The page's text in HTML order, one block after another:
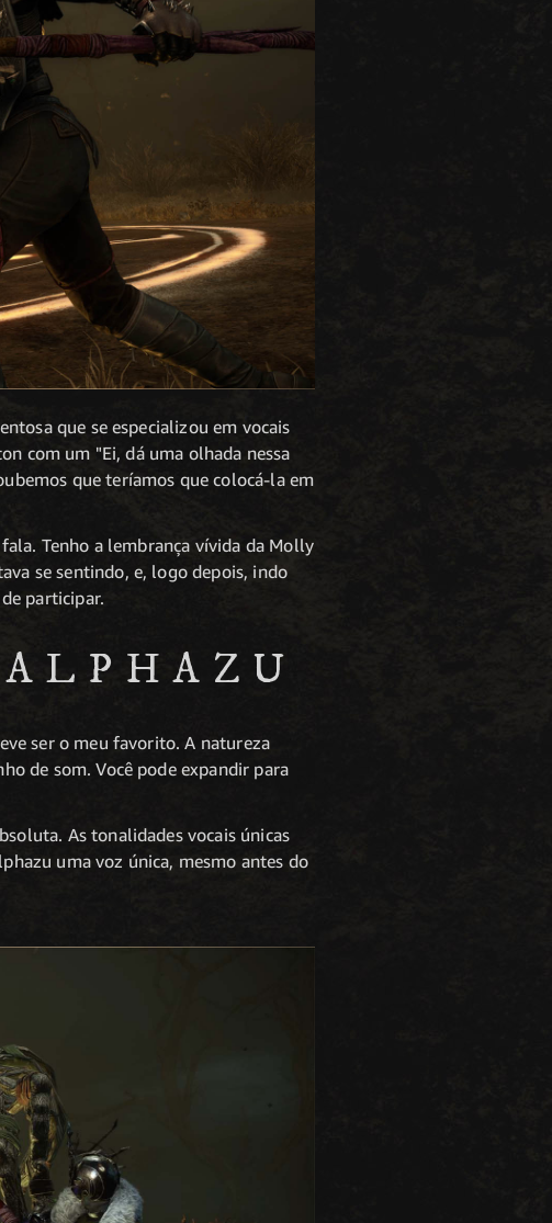
que se especializou em vocais
com um "Ei, dá uma olhada nessa
que teríamos que colocá-la em
Tenho a lembrança vívida da Molly
se sentindo, e, logo depois, indo
participar.
ser o meu favorito. A natureza
de som. Você pode expandir para
As tonalidades vocais únicas
uma voz única, mesmo antes do